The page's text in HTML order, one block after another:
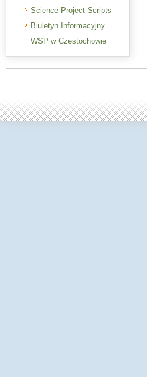
Science Project Scripts
Biuletyn Informacyjny
WSP w Częstochowie